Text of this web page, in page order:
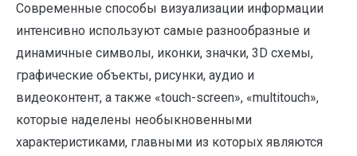
Современные способы визуализации информации
интенсивно используют самые разнообразные и
динамичные символы, иконки, значки, 3D схемы,
графические объекты, рисунки, аудио и
видеоконтент, а также «touch-screen», «multitouch»,
которые наделены необыкновенными
характеристиками, главными из которых являются